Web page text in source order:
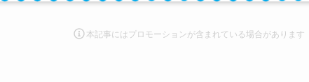
本記事にはプロモーションが含まれている場合があります